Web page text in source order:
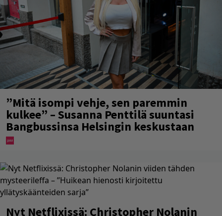
”Mitä isompi vehje, sen paremmin
kulkee” – Susanna Penttilä suuntasi
Bangbussinsa Helsingin keskustaan
Nyt Netflixissä: Christopher Nolanin